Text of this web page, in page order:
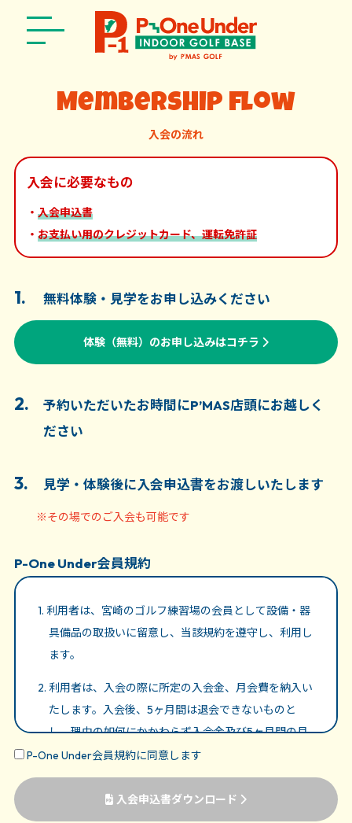
Membership flow
入会の流れ
入会に必要なもの
・ 入会申込書
・ お支払い用のクレジットカード、運転免許証
1. 無料体験・見学をお申し込みください
体験（無料）のお申し込みはコチラ
2.
予約いただいたお時間にP’MAS店頭にお越しく
ださい
3. 見学・体験後に入会申込書をお渡しいたします
※その場でのご入会も可能です
P-One Under会員規約
1. 利用者は、宮崎のゴルフ練習場の会員として設備・器
具備品の取扱いに留意し、当該規約を遵守し、利用し
ます。
2. 利用者は、入会の際に所定の入会金、月会費を納入い
たします。入会後、5ヶ月間は退会できないものと
し、理由の如何にかかわらず入会金及び5ヶ月間の月
会費は返金いたしません。毎月の引き落としは自動更
新となります。なお、当該入会がキャンペーン等の対
象にかかる場合は、最低入会期間が延長する場合があ
ります。
P-One Under会員規約に同意します
入会申込書ダウンロード